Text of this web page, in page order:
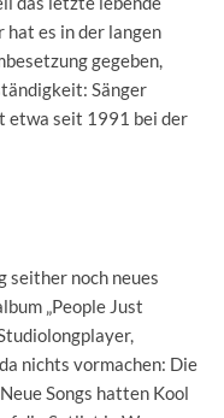
es in der langen
gegeben,
Sänger
etwa seit 1991 bei der
seither noch neues
„People Just
nichts vormachen: Die
Songs hatten Kool